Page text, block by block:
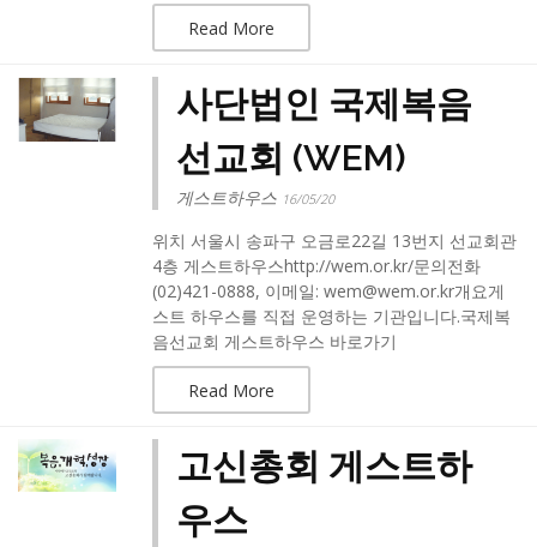
Read More
사단법인 국제복음
선교회 (WEM)
게스트하우스 16/05/20
위치 서울시 송파구 오금로22길 13번지 선교회관
4층 게스트하우스http://wem.or.kr/문의전화
(02)421-0888, 이메일: wem@wem.or.kr개요게
스트 하우스를 직접 운영하는 기관입니다.국제복
음선교회 게스트하우스 바로가기
Read More
고신총회 게스트하
우스